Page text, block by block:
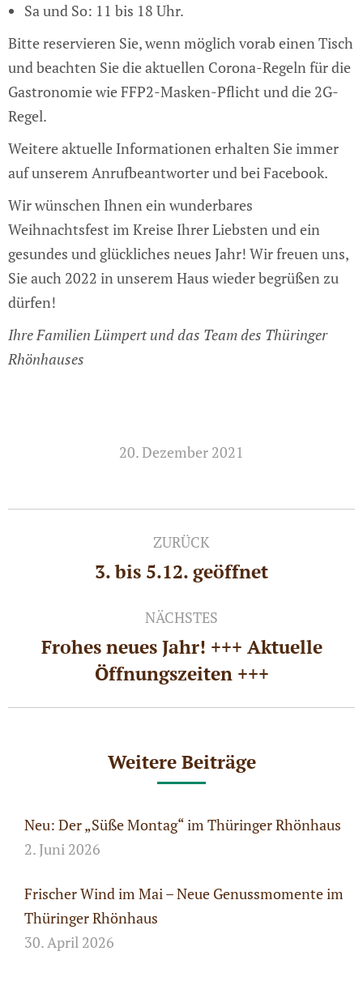
Sa und So: 11 bis 18 Uhr.
Bitte reservieren Sie, wenn möglich vorab einen Tisch
und beachten Sie die aktuellen Corona-Regeln für die
Gastronomie wie FFP2-Masken-Pflicht und die 2G-
Regel.
Weitere aktuelle Informationen erhalten Sie immer
auf unserem Anrufbeantworter und bei Facebook.
Wir wünschen Ihnen ein wunderbares
Weihnachtsfest im Kreise Ihrer Liebsten und ein
gesundes und glückliches neues Jahr! Wir freuen uns,
Sie auch 2022 in unserem Haus wieder begrüßen zu
dürfen!
Ihre Familien Lümpert und das Team des Thüringer
Rhönhauses
20. Dezember 2021
Kommentarnavigation
ZURÜCK
Vorheriger
3. bis 5.12. geöffnet
NÄCHSTES
Nächster
Beitrag:
Frohes neues Jahr! +++ Aktuelle
Öffnungszeiten +++
Weitere Beiträge
Neu: Der „Süße Montag“ im Thüringer Rhönhaus
2. Juni 2026
Frischer Wind im Mai – Neue Genussmomente im
Thüringer Rhönhaus
30. April 2026